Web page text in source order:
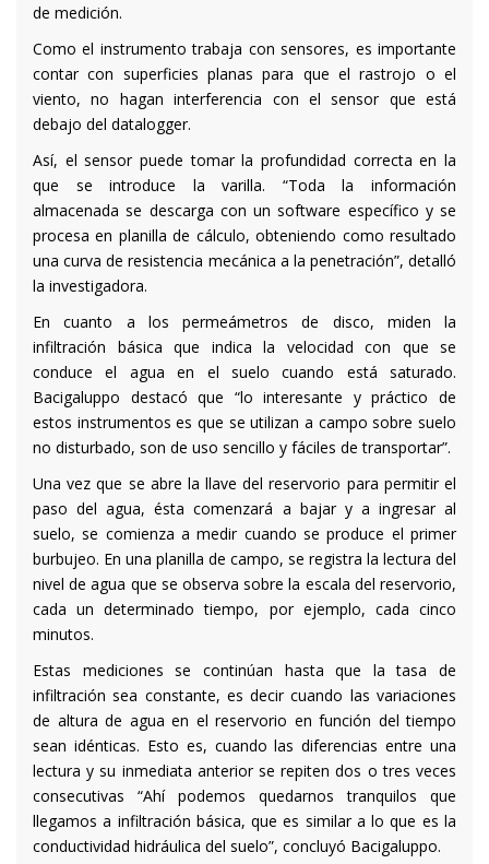
de medición.
Como el instrumento trabaja con sensores, es importante
contar con superficies planas para que el rastrojo o el
viento, no hagan interferencia con el sensor que está
debajo del datalogger.
Así, el sensor puede tomar la profundidad correcta en la
que se introduce la varilla. “Toda la información
almacenada se descarga con un software específico y se
procesa en planilla de cálculo, obteniendo como resultado
una curva de resistencia mecánica a la penetración”, detalló
la investigadora.
En cuanto a los permeámetros de disco, miden la
infiltración básica que indica la velocidad con que se
conduce el agua en el suelo cuando está saturado.
Bacigaluppo destacó que “lo interesante y práctico de
estos instrumentos es que se utilizan a campo sobre suelo
no disturbado, son de uso sencillo y fáciles de transportar”.
Una vez que se abre la llave del reservorio para permitir el
paso del agua, ésta comenzará a bajar y a ingresar al
suelo, se comienza a medir cuando se produce el primer
burbujeo. En una planilla de campo, se registra la lectura del
nivel de agua que se observa sobre la escala del reservorio,
cada un determinado tiempo, por ejemplo, cada cinco
minutos.
Estas mediciones se continúan hasta que la tasa de
infiltración sea constante, es decir cuando las variaciones
de altura de agua en el reservorio en función del tiempo
sean idénticas. Esto es, cuando las diferencias entre una
lectura y su inmediata anterior se repiten dos o tres veces
consecutivas “Ahí podemos quedarnos tranquilos que
llegamos a infiltración básica, que es similar a lo que es la
conductividad hidráulica del suelo”, concluyó Bacigaluppo.